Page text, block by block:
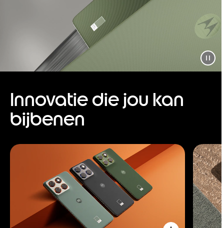
Innovatie die jou kan
bijbenen